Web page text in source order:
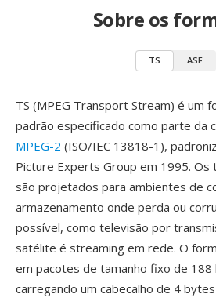
Sobre os
TS ASF
TS (MPEG Transport Stream) é um
padrão especificado como parte da
MPEG-2 (ISO/IEC 13818-1),
Picture Experts Group em 1995.
são projetados para ambientes de
armazenamento onde perda ou
possível, como televisão por
satélite é streaming em rede. O
em pacotes de tamanho fixo de 188
carregando um cabecalho de 4